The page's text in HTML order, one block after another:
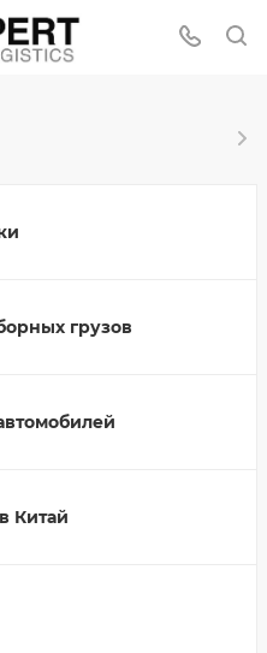
грузов
Китай